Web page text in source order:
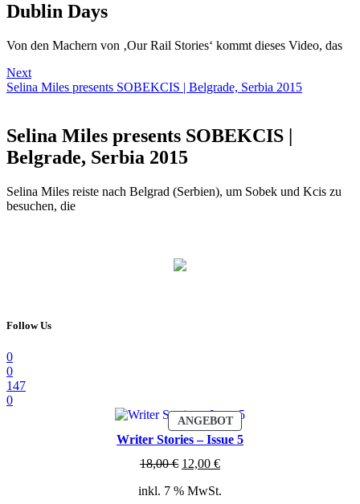
Dublin Days
Von den Machern von ‚Our Rail Stories‘ kommt dieses Video, das
Next
Selina Miles presents SOBEKCIS | Belgrade, Serbia 2015
Selina Miles presents SOBEKCIS |
Belgrade, Serbia 2015
Selina Miles reiste nach Belgrad (Serbien), um Sobek und Kcis zu
besuchen, die
Follow Us
0
0
147
0
ANGEBOTPRODUKT
IM
ANGEBOT
Writer Stories – Issue 5
18,00€ Ursprünglicher
war:
12,00 €Aktueller
ist:
inkl. 7 % MwSt.